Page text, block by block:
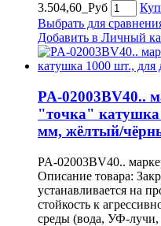
3.504,60_Руб
Выбрать для
Добавить в Личный
PA-02003BV40..
"точка" катушка
мм, жёлтый/
PA-02003BV40..
Описание товара:
устанавливается на
стойкость к
среды (вода, УФ-лучи,